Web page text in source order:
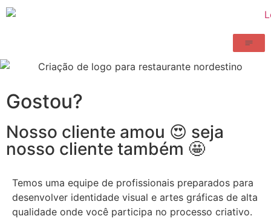
Gostou?
Nosso cliente amou 😍 seja
nosso cliente também 🤩
Temos uma equipe de profissionais preparados para
desenvolver identidade visual e artes gráficas de alta
qualidade onde você participa no processo criativo.